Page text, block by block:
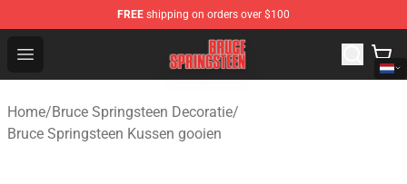
FREE shipping on orders over $100
Open menu
Bruce Springsteen Store - Official Bruce Springsteen
Home/Bruce Springsteen Decoratie/
Bruce Springsteen Kussen gooien